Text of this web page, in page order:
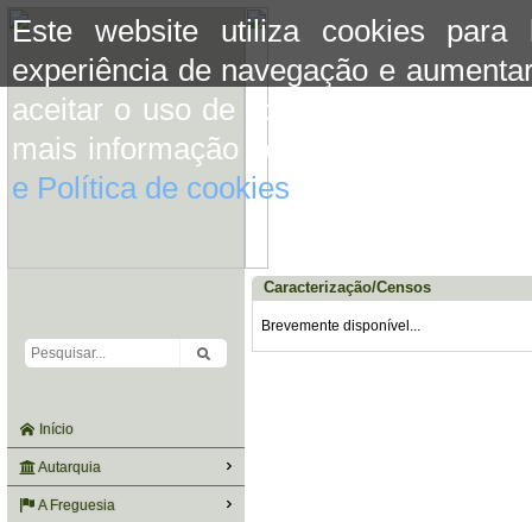
Este website utiliza cookies para
experiência de navegação e
aceitar o uso de cookies basta
mais informação consulte a
e Política de cookies
Início
Autarquia
A Freguesia
Caracterização/Censos
Brevemente disponível...